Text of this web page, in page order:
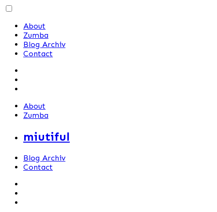
Skip
contentAbout
Zumba
Blog Archiv
Contact
About
Zumba
miutiful
Blog Archiv
Contact